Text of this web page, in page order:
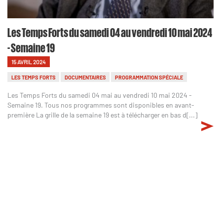
Les Temps Forts du samedi 04 au vendredi 10 mai 2024
- Semaine 19
15 AVRIL 2024
LES TEMPS FORTS DOCUMENTAIRES PROGRAMMATION SPÉCIALE
Les Temps Forts du samedi 04 mai au vendredi 10 mai 2024 -
Semaine 19. Tous nos programmes sont disponibles en avant-
première La grille de la semaine 19 est à télécharger en bas d[...]